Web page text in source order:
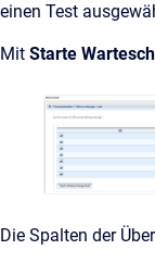
einen Test
Mit Starte
Die Spalten der